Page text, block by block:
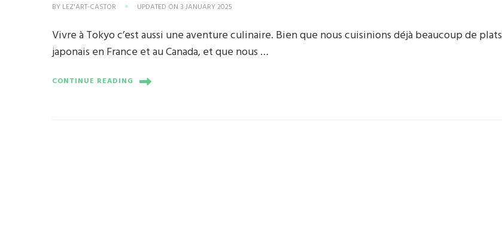
BY LEZ'ART-CASTOR UPDATED ON 3 JANUARY 2025
Vivre à Tokyo c’est aussi une aventure culinaire. Bien que nous cuisinions déjà beaucoup de plats
japonais en France et au Canada, et que nous …
CONTINUE READING